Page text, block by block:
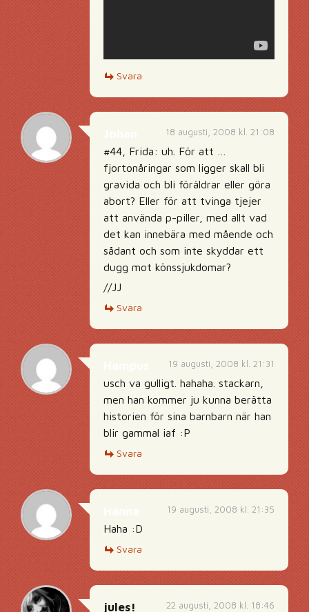
Svara
18 augusti, 2008 kl. 21:08
#44, Frida: uh. För att …
fjortonåringar som ligger skall bli
gravida och bli föräldrar eller göra
abort? Eller för att tvinga tjejer
att använda p-piller, med allt vad
det kan innebära med mående och
sådant och som inte skyddar ett
dugg mot könssjukdomar?
//JJ
Svara
19 augusti, 2008 kl. 21:31
usch va gulligt. hahaha. stackarn,
men han kommer ju kunna berätta
historien för sina barnbarn när han
blir gammal iaf :P
Svara
19 augusti, 2008 kl. 21:35
Haha :D
Svara
22 augusti, 2008 kl. 18:46
jules!